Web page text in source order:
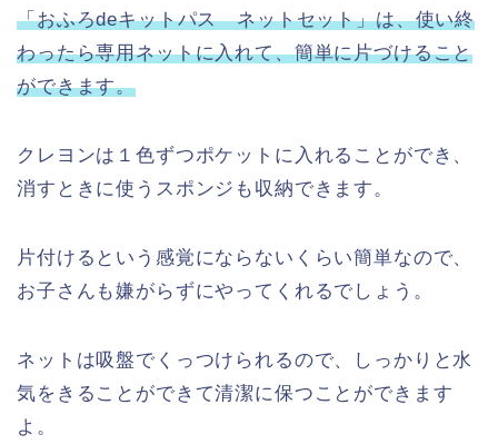
「おふろdeキットパス ネットセット」は、使い終
わったら専用ネットに入れて、簡単に片づけること
ができます。
クレヨンは１色ずつポケットに入れることができ、
消すときに使うスポンジも収納できます。
片付けるという感覚にならないくらい簡単なので、
お子さんも嫌がらずにやってくれるでしょう。
ネットは吸盤でくっつけられるので、しっかりと水
気をきることができて清潔に保つことができます
よ。